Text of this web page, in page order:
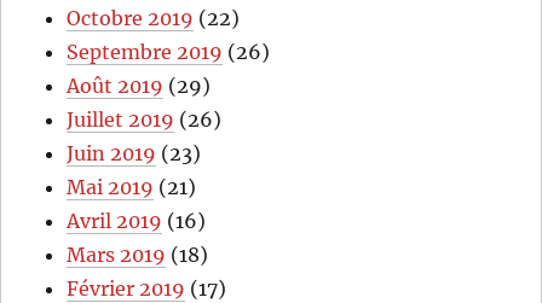
Octobre 2019 (22)
Septembre 2019 (26)
Août 2019 (29)
Juillet 2019 (26)
Juin 2019 (23)
Mai 2019 (21)
Avril 2019 (16)
Mars 2019 (18)
Février 2019 (17)